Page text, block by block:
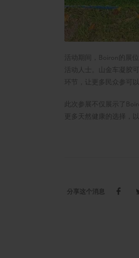
活动期间，Boiron的展
活动人士。山金车凝胶
环节，让更多民众参可
此次参展不仅展示了
更多天然健康的选择，
分享这个消息